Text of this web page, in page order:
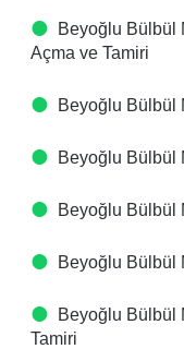
Beyoğlu Bülbül
Açma ve Tamiri
Beyoğlu Bülbül
Beyoğlu Bülbül
Beyoğlu Bülbül
Beyoğlu Bülbül
Beyoğlu Bülbül
Tamiri